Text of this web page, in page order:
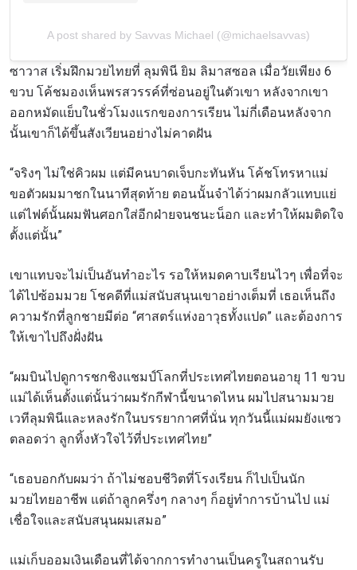
A post shared by Savvas Michael (@michaelsavvas)
ซาวาส เริ่มฝึกมวยไทยที่ ลุมพินี ยิม ลิมาสซอล เมื่อวัยเพียง 6
ขวบ โค้ชมองเห็นพรสวรรค์ที่ซ่อนอยู่ในตัวเขา หลังจากเขา
ออกหมัดแย็บในชั่วโมงแรกของการเรียนไม่กี่เดือนหลังจาก
นั้นเขาก็ได้ขึ้นสังเวียนอย่างไม่คาดฝัน
“จริงๆ ไม่ใช่คิวผม แต่มีคนบาดเจ็บกะทันหัน โค้ชโทรหาแม่
ขอตัวผมมาชกในนาทีสุดท้าย ตอนนั้นจำได้ว่าผมกลัวแทบแย่
แต่ไฟต์นั้นผมฟันศอกใส่อีกฝ่ายจนชนะน็อก และทำให้ผมติดใจ
ตั้งแต่นั้น”
เขาแทบจะไม่เป็นอันทำอะไร รอให้หมดคาบเรียนไวๆ เพื่อที่จะ
ได้ไปซ้อมมวย โชคดีที่แม่สนับสนุนเขาอย่างเต็มที่ เธอเห็นถึง
ความรักที่ลูกชายมีต่อ “ศาสตร์แห่งอาวุธทั้งแปด” และต้องการ
ให้เขาไปถึงฝั่งฝัน
“ผมบินไปดูการชกชิงแชมป์โลกที่ประเทศไทยตอนอายุ 11 ขวบ
แม่ได้เห็นตั้งแต่นั้นว่าผมรักกีฬานี้ขนาดไหน ผมไปสนามมวย
เวทีลุมพินีและหลงรักในบรรยากาศที่นั่น ทุกวันนี้แม่ผมยังแซว
ตลอดว่า ลูกทิ้งหัวใจไว้ที่ประเทศไทย”
“เธอบอกกับผมว่า ถ้าไม่ชอบชีวิตที่โรงเรียน ก็ไปเป็นนัก
มวยไทยอาชีพ แต่ถ้าลูกครึ่งๆ กลางๆ ก็อยู่ทำการบ้านไป แม่
เชื่อใจและสนับสนุนผมเสมอ”
แม่เก็บออมเงินเดือนที่ได้จากการทำงานเป็นครูในสถานรับ